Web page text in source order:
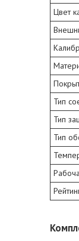
Цвет
Тип
Тип
Тип